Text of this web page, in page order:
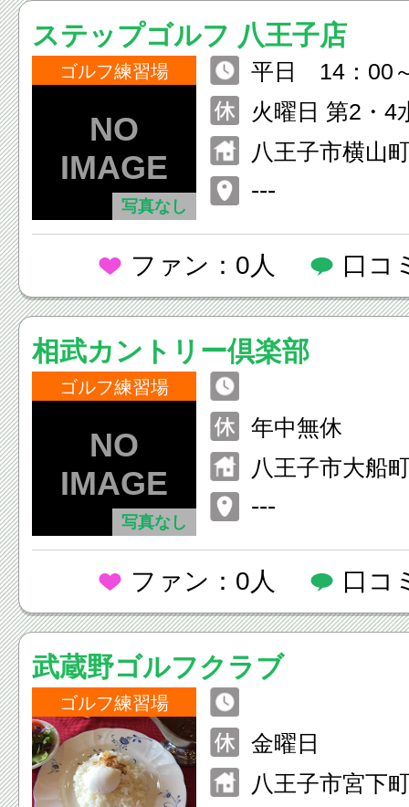
ステップゴルフ 八王子店
ゴルフ練習場
写真なし
平日 14：00
祝日 9：00～
火曜日 第2・4
八王子市横山
---
ファン：0人 口コ
相武カントリー倶楽部
ゴルフ練習場
写真なし
年中無休
八王子市大船
---
ファン：0人 口コ
武蔵野ゴルフクラブ
ゴルフ練習場
金曜日
八王子市宮下